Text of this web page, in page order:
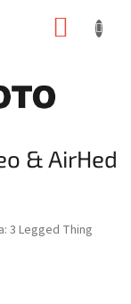
& AirHed
3 Legged Thing